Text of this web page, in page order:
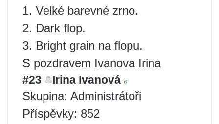
1. Velké barevné zrno.
2. Dark flop.
3. Bright grain na flopu.
S pozdravem Ivanova Irina
#23 Irina Ivanová
Skupina: Administrátoři
Příspěvky: 852